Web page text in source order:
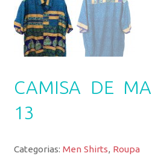
CAMISA DE
13
Categorias:Men Shirts, Roupa